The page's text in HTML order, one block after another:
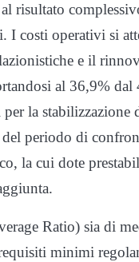
risultato
I costi operativi si
e il
al 36,9%
la stabilizzazione
periodo di
la cui dote
Ratio) sia di
minimi